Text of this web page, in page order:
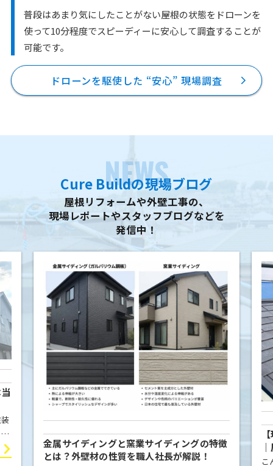
普段はあまり気にしたことがない屋根の状態をドローンを
使って10分程度でスピーディーに安心して調査することが
可能です。
ドローンを駆使した “安心” 現場調査
NEWS
Cure Buildの現場ブログ
屋根リフォームや外壁工事の、
現場レポートやスタッフブログなどを
発信中！
金属サイディングと窯業サイディングの特徴
とは？外壁材の性質を職人社長が解説！
こ